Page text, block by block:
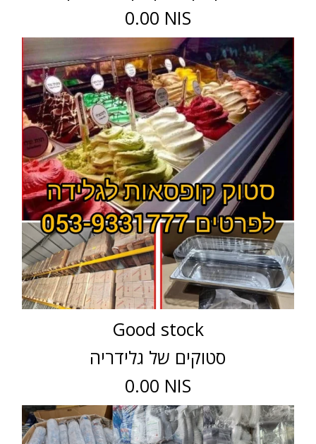
0.00 NIS
Good stock
סטוקים של גלידריה
0.00 NIS